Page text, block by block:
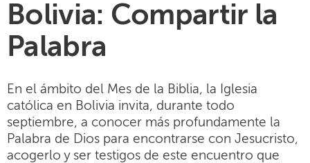
Bolivia: Compartir la
Palabra
En el ámbito del Mes de la Biblia, la Iglesia
católica en Bolivia invita, durante todo
septiembre, a conocer más profundamente la
Palabra de Dios para encontrarse con Jesucristo,
acogerlo y ser testigos de este encuentro que